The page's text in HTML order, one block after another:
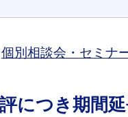
個別相談会・セミナ
につき期間